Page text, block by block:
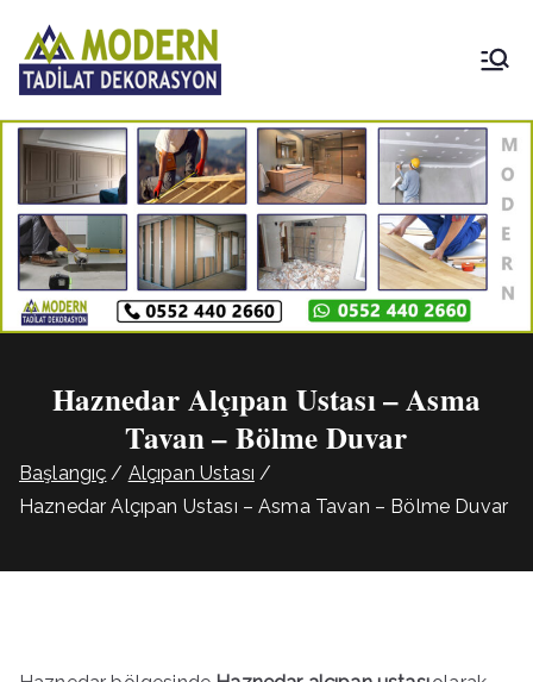
geç
Tadilat
Dekorasyon
Haznedar Alçıpan Ustası – Asma
Tavan – Bölme Duvar
Başlangıç
Alçıpan Ustası
Haznedar Alçıpan Ustası – Asma Tavan – Bölme Duvar